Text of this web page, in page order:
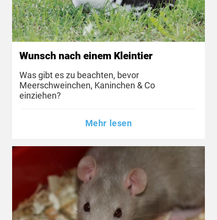
Wunsch nach einem Kleintier
Was gibt es zu beachten, bevor
Meerschweinchen, Kaninchen & Co
einziehen?
Mehr lesen